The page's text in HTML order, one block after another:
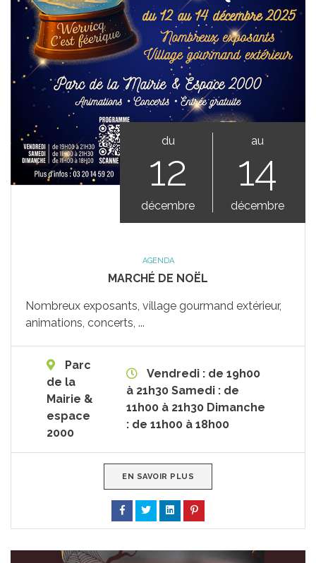
du
12
décembre
au
14
décembre
AGENDA
MARCHÉ DE NOËL
Nombreux exposants, village gourmand extérieur,
animations, concerts, ...
Parc
de la
Mairie &
espace
2000
Vendredi : de 19h00
à 21h30 Samedi : de
11h00 à 21h30 Dimanche
: de 11h00 à 18h00
EN SAVOIR PLUS